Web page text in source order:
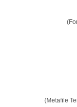
(Metafile